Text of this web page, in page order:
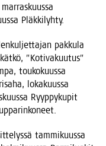
Pläkkilyhty.
pak­ku­la
”Koti­va­kuu­tus”
tou­ko­kuus­sa
loka­kuus­sa
Ryyp­py­ku­pit
tam­mi­kuus­sa